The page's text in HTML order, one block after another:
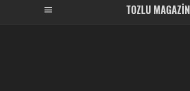
TOZLU MAGAZIN